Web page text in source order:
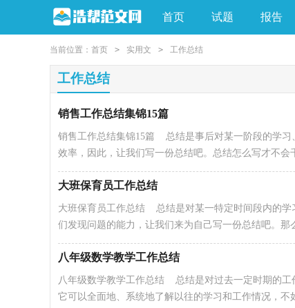
首页 试题 报告
当前位置： 首页 > 实用文 > 工作总结
工作总结
销售工作总结集锦15篇
销售工作总结集锦15篇 总结是事后对某一阶段的学习
效率，因此，让我们写一份总结吧。总结怎么写才不会
大班保育员工作总结
大班保育员工作总结 总结是对某一特定时间段内的学
们发现问题的能力，让我们来为自己写一份总结吧。那
八年级数学教学工作总结
八年级数学教学工作总结 总结是对过去一定时期的工
它可以全面地、系统地了解以往的学习和工作情况，不